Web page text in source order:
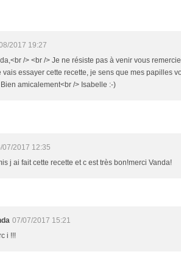
2017 19:27
/> <br /> Je ne résiste pas à venir vous
vais essayer cette recette, je sens que mes papilles
amicalement<br /> Isabelle :-)
07/2017 12:35
j ai fait cette recette et c est très bon!merci Vanda!
07/07/2017 15:21
i !!!